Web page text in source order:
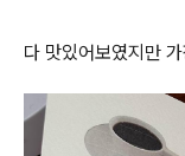
다 맛있어보였지만